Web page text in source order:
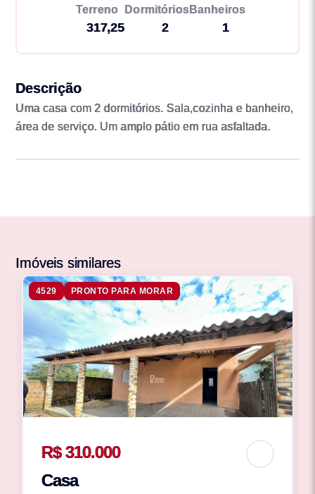
Terreno
317,25
Dormitórios
2
Banheiros
1
Descrição
Uma casa com 2 dormitórios. Sala,cozinha e banheiro,
área de serviço. Um amplo pátio em rua asfaltada.
Imóveis similares
4529 PRONTO PARA MORAR
R$ 310.000
Casa